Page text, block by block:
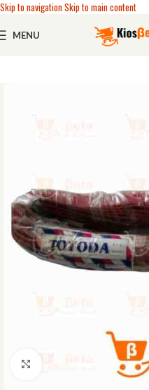
Skip to navigationSkip to main content
MENU
Click to enlarge